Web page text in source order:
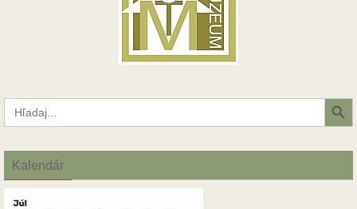
Search
for:
Search Button
Kalendár